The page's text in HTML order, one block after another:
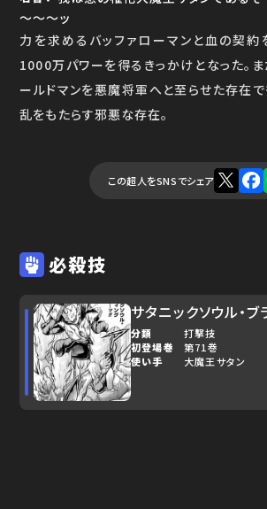
～～～ッ
力を求めるバッファローマンと血の契約
1000万パワーを得るきっかけとなった。
ールドマンを悪魔将軍へと至らせた存在で
乱をもたらす邪悪な存在。
この超人をSNSでシェア
必殺技
サタニックソウル・ブ
分類
打撃技
初登場巻
第71巻
使い手
大魔王サタン